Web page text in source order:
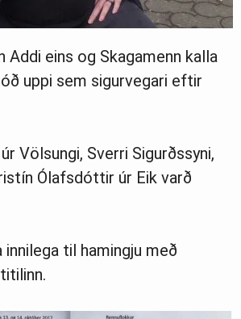
Addi eins og Skagamenn kalla
uppi sem sigurvegari eftir
Völsungi, Sverri Sigurðssyni,
Ólafsdóttir úr Eik varð
til hamingju með